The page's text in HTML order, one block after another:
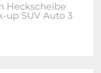
Heckscheibe
up SUV Auto 3